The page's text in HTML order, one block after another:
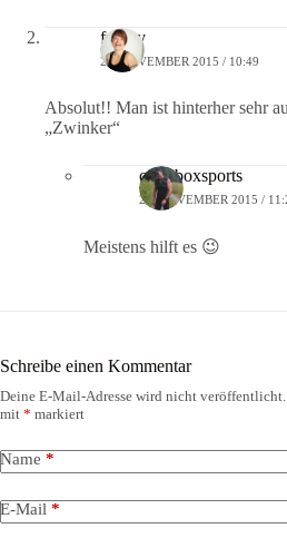
frauyv
23. NOVEMBER 2015 / 10:49
Absolut!! Man ist hinterher sehr
„Zwinker“
crossboxsports
23. NOVEMBER 2015 /
Meistens hilft es 😉
Schreibe einen Kommentar
Deine E-Mail-Adresse wird nicht veröffentlicht.
mit * markiert
Name *
E-Mail *